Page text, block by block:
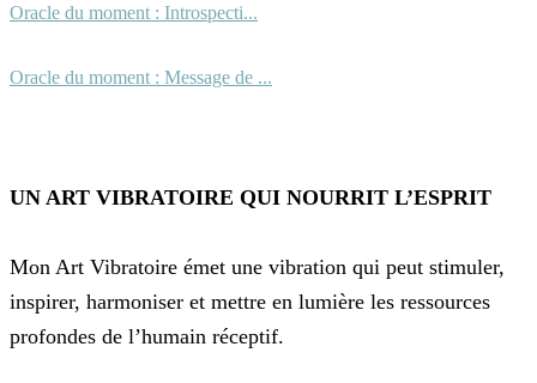
Oracle du moment : Introspecti...
Oracle du moment : Message de ...
UN ART VIBRATOIRE QUI NOURRIT L’ESPRIT
Mon Art Vibratoire émet une vibration qui peut stimuler,
inspirer, harmoniser et mettre en lumière les ressources
profondes de l’humain réceptif.